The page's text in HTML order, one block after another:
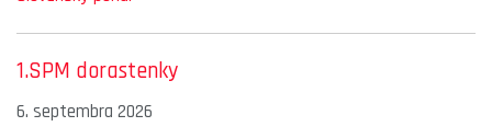
1.SPM dorastenky
6. septembra 2026